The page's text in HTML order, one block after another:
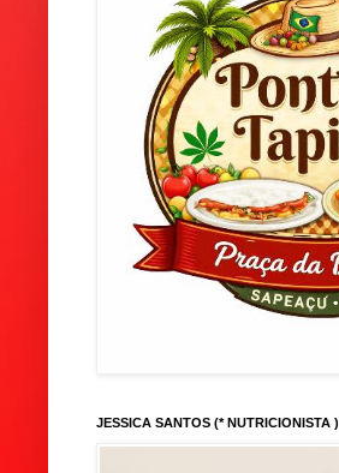
JESSICA SANTOS (* NUTRICIONISTA )